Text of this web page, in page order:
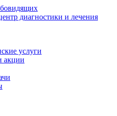
диагностики и лечения
услуги
акции